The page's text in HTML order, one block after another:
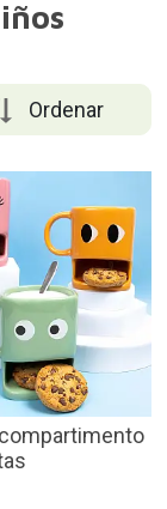
Ordenar